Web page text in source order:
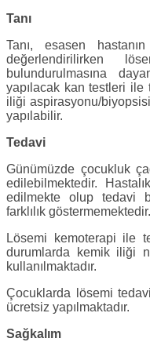
Tanı
Tanı, esasen
değerlendirilirken
bulundurulmasına
yapılacak kan testleri ile
iliği aspirasyonu/
yapılabilir.
Tedavi
Günümüzde çocukluk
edilebilmektedir.
edilmekte olup tedavi
farklılık göstermemektedir.
Lösemi kemoterapi ile
durumlarda kemik iliği
kullanılmaktadır.
Çocuklarda lösemi
ücretsiz yapılmaktadır.
Sağkalım